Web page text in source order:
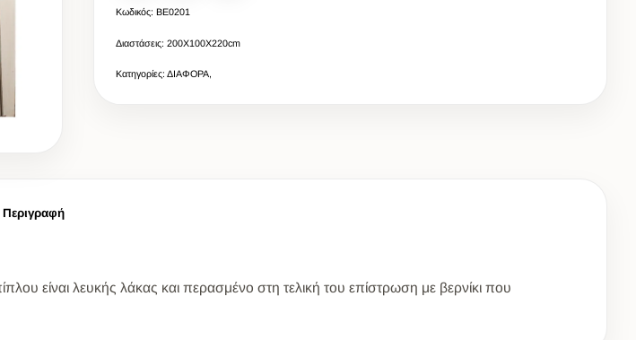
Κωδικός: BE0201
Διαστάσεις: 200X100X220cm
Κατηγορίες: ΔΙΑΦΟΡΑ,
Περιγραφή
είναι λευκής λάκας και περασμένο στη τελική του επίστρωση με βερνίκι που